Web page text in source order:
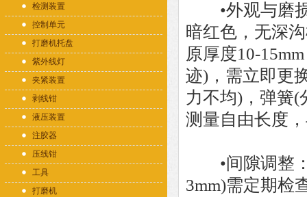
检测装置
控制单元
打磨机托盘
紫外线灯
夹紧装置
剥线钳
液压装置
注胶器
压线钳
工具
打磨机
•外观与磨损
暗红色，无深
原厚度10-
迹)，需立即更
力不均)，弹簧(
测量自由长度
•间隙调整：
3mm)需定期检